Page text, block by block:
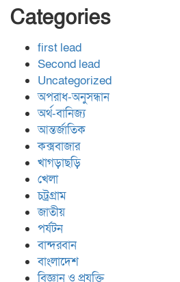
Categories
first lead
Second lead
Uncategorized
অপরাধ-অনুসন্ধান
অর্থ-বানিজ্য
আন্তর্জাতিক
কক্সবাজার
খাগড়াছড়ি
খেলা
চট্রগ্রাম
জাতীয়
পর্যটন
বান্দরবান
বাংলাদেশ
বিজ্ঞান ও প্রযুক্তি